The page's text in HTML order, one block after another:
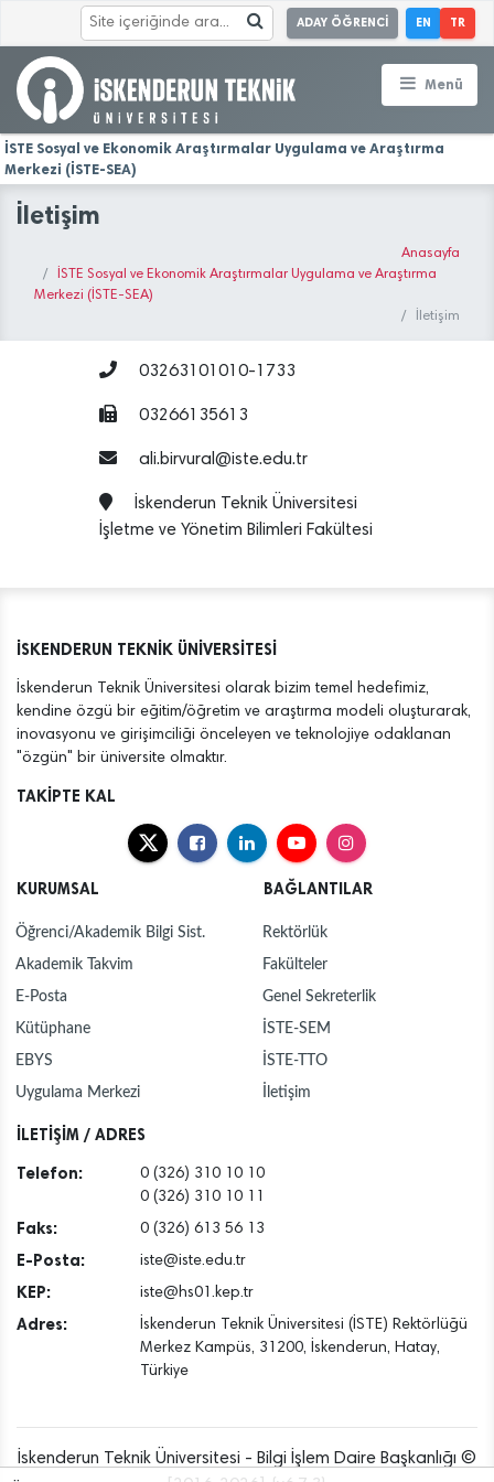
ADAY ÖĞRENCİ EN TR
Menü
İSTE Sosyal ve Ekonomik Araştırmalar Uygulama ve Araştırma
Merkezi (İSTE-SEA)
İletişim
Anasayfa
İSTE Sosyal ve Ekonomik Araştırmalar Uygulama ve Araştırma
Merkezi (İSTE-SEA)
İletişim
03263101010-1733
03266135613
ali.birvural@iste.edu.tr
İskenderun Teknik Üniversitesi
İşletme ve Yönetim Bilimleri Fakültesi
İSKENDERUN TEKNİK ÜNİVERSİTESİ
İskenderun Teknik Üniversitesi olarak bizim temel hedefimiz,
kendine özgü bir eğitim/öğretim ve araştırma modeli oluşturarak,
inovasyonu ve girişimciliği önceleyen ve teknolojiye odaklanan
"özgün" bir üniversite olmaktır.
TAKİPTE KAL
KURUMSAL
Öğrenci/Akademik Bilgi Sist.
Akademik Takvim
E-Posta
Kütüphane
EBYS
Uygulama Merkezi
BAĞLANTILAR
Rektörlük
Fakülteler
Genel Sekreterlik
İSTE-SEM
İSTE-TTO
İletişim
İLETİŞİM / ADRES
Telefon:
0 (326) 310 10 10
0 (326) 310 10 11
Faks: 0 (326) 613 56 13
E-Posta: iste@iste.edu.tr
KEP: iste@hs01.kep.tr
Adres:
İskenderun Teknik Üniversitesi (İSTE) Rektörlüğü
Merkez Kampüs, 31200, İskenderun, Hatay,
Türkiye
İskenderun Teknik Üniversitesi - Bilgi İşlem Daire Başkanlığı ©